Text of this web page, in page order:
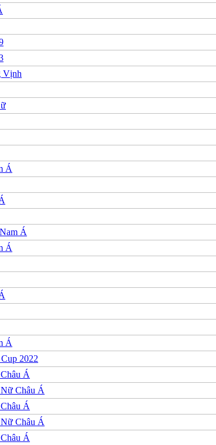
Thái
Việt
Ấn
Chi
Ai
Ma
Vịnh
Á
Á
Á
Á
2022
Á
Châu Á
Á
Châu Á
Á